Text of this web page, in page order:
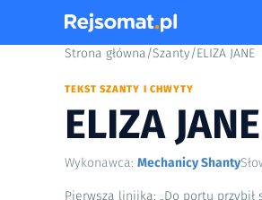
Strona główna/Szanty/ELIZA JANE
TEKST SZANTY I CHWYTY
ELIZA JANE
Wykonawca: Mechanicy Shanty
Pierwsza linijka: „Do portu przybił